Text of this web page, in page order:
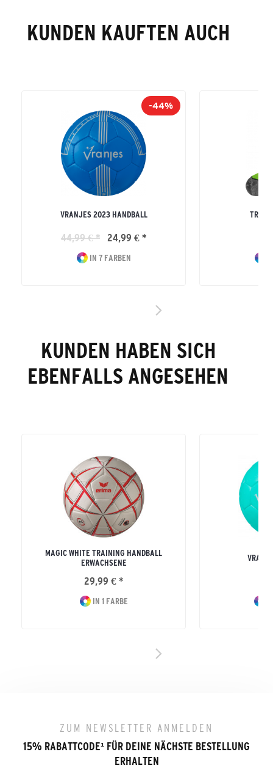
KUNDEN KAUFTEN AUCH
-44%
VRANJES 2023 HANDBALL
44,99 € * 24,99 € *
IN 7 FARBEN
KUNDEN HABEN SICH
EBENFALLS ANGESEHEN
MAGIC WHITE TRAINING HANDBALL
ERWACHSENE
29,99 € *
IN 1 FARBE
ZUM NEWSLETTER ANMELDEN
15% RABATTCODE¹ FÜR DEINE NÄCHSTE BESTELLUNG
ERHALTEN